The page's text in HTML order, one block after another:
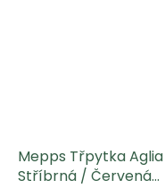
Mepps Třpytka Aglia
Stříbrná / Červená